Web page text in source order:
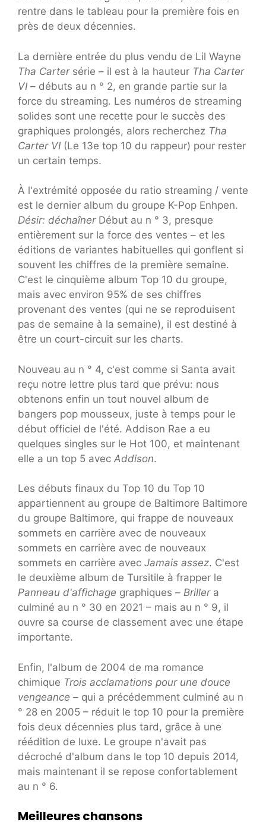
rentre dans le tableau pour la première fois en
près de deux décennies.
La dernière entrée du plus vendu de Lil Wayne
Tha Carter série – il est à la hauteur Tha Carter
VI – débuts au n ° 2, en grande partie sur la
force du streaming. Les numéros de streaming
solides sont une recette pour le succès des
graphiques prolongés, alors recherchez Tha
Carter VI (Le 13e top 10 du rappeur) pour rester
un certain temps.
À l'extrémité opposée du ratio streaming / vente
est le dernier album du groupe K-Pop Enhpen.
Désir: déchaînerDébut au n ° 3, presque
entièrement sur la force des ventes – et les
éditions de variantes habituelles qui gonflent si
souvent les chiffres de la première semaine.
C'est le cinquième album Top 10 du groupe,
mais avec environ 95% de ses chiffres
provenant des ventes (qui ne se reproduisent
pas de semaine à la semaine), il est destiné à
être un court-circuit sur les charts.
Nouveau au n ° 4, c'est comme si Santa avait
reçu notre lettre plus tard que prévu: nous
obtenons enfin un tout nouvel album de
bangers pop mousseux, juste à temps pour le
début officiel de l'été. Addison Rae a eu
quelques singles sur le Hot 100, et maintenant
elle a un top 5 avec Addison.
Les débuts finaux du Top 10 du Top 10
appartiennent au groupe de Baltimore Baltimore
du groupe Baltimore, qui frappe de nouveaux
sommets en carrière avec de nouveaux
sommets en carrière avec de nouveaux
sommets en carrière avec Jamais assez. C'est
le deuxième album de Tursitile à frapper le
Panneau d'affichage graphiques – Brillera
culminé au n ° 30 en 2021 – mais au n ° 9, il
ouvre sa course de classement avec une étape
importante.
Enfin, l'album de 2004 de ma romance
chimique Trois acclamations pour une douce
vengeance – qui a précédemment culminé au n
° 28 en 2005 – réduit le top 10 pour la première
fois deux décennies plus tard, grâce à une
réédition de luxe. Le groupe n'avait pas
décroché d'album dans le top 10 depuis 2014,
mais maintenant il se repose confortablement
au n ° 6.
Meilleures chansons